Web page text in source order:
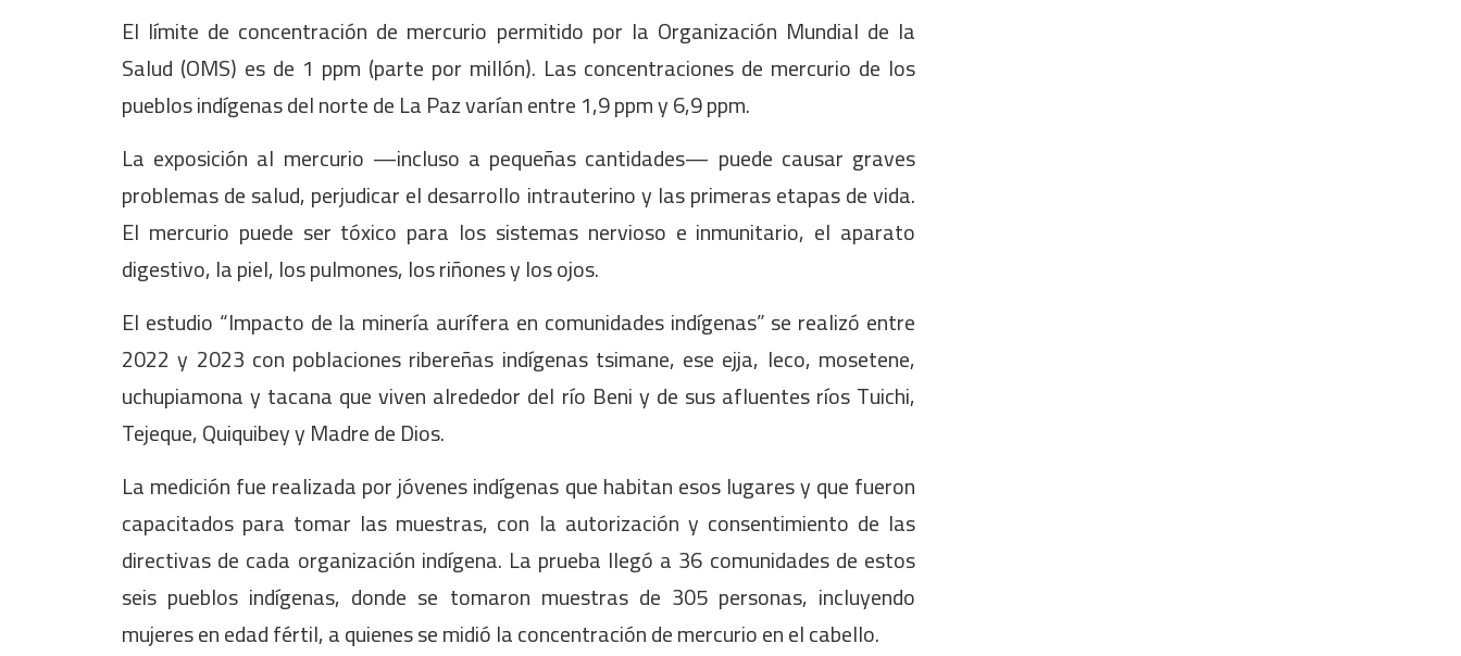
El límite de concentración de mercurio permitido por la Organización Mundial de la
Salud (OMS) es de 1 ppm (parte por millón). Las concentraciones de mercurio de los
pueblos indígenas del norte de La Paz varían entre 1,9 ppm y 6,9 ppm.
La exposición al mercurio —incluso a pequeñas cantidades— puede causar graves
problemas de salud, perjudicar el desarrollo intrauterino y las primeras etapas de vida.
El mercurio puede ser tóxico para los sistemas nervioso e inmunitario, el aparato
digestivo, la piel, los pulmones, los riñones y los ojos.
El estudio “Impacto de la minería aurífera en comunidades indígenas” se realizó entre
2022 y 2023 con poblaciones ribereñas indígenas tsimane, ese ejja, leco, mosetene,
uchupiamona y tacana que viven alrededor del río Beni y de sus afluentes ríos Tuichi,
Tejeque, Quiquibey y Madre de Dios.
La medición fue realizada por jóvenes indígenas que habitan esos lugares y que fueron
capacitados para tomar las muestras, con la autorización y consentimiento de las
directivas de cada organización indígena. La prueba llegó a 36 comunidades de estos
seis pueblos indígenas, donde se tomaron muestras de 305 personas, incluyendo
mujeres en edad fértil, a quienes se midió la concentración de mercurio en el cabello.